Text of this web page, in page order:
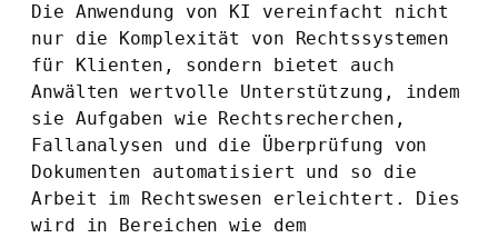
Die Anwendung von KI vereinfacht nicht
nur die Komplexität von Rechtssystemen
für Klienten, sondern bietet auch
Anwälten wertvolle Unterstützung, indem
sie Aufgaben wie Rechtsrecherchen,
Fallanalysen und die Überprüfung von
Dokumenten automatisiert und so die
Arbeit im Rechtswesen erleichtert. Dies
wird in Bereichen wie dem